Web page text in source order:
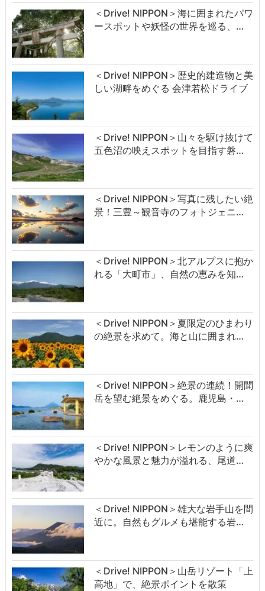
＜Drive! NIPPON＞海に囲まれたパワ
ースポットや妖怪の世界を巡る、…
＜Drive! NIPPON＞歴史的建造物と美
しい湖畔をめぐる 会津若松ドライブ
＜Drive! NIPPON＞山々を駆け抜けて
五色沼の映えスポットを目指す磐…
＜Drive! NIPPON＞写真に残したい絶
景！三豊～観音寺のフォトジェニ…
＜Drive! NIPPON＞北アルプスに抱か
れる「大町市」、自然の恵みを知…
＜Drive! NIPPON＞夏限定のひまわり
の絶景を求めて。海と山に囲まれ…
＜Drive! NIPPON＞絶景の連続！開聞
岳を望む絶景をめぐる。鹿児島・…
＜Drive! NIPPON＞レモンのように爽
やかな風景と魅力が溢れる、尾道…
＜Drive! NIPPON＞雄大な岩手山を間
近に。自然もグルメも堪能する岩…
＜Drive! NIPPON＞山岳リゾート「上
高地」で、絶景ポイントを散策